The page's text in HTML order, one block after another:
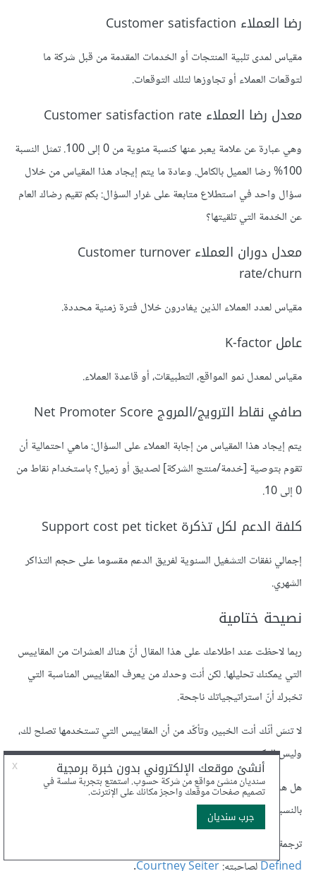
رضا العملاء Customer satisfaction
مقياس لمدى تلبية المنتجات أو الخدمات المقدمة من قبل شركة ما
لتوقعات العملاء أو تجاوزها لتلك التوقعات.
معدل رضا العملاء Customer satisfaction rate
وهي عبارة عن علامة يعبر عنها كنسبة مئوية من 0 إلى 100. تمثل النسبة
100% رضا العميل بالكامل. وعادة ما يتم إيجاد هذا المقياس من خلال
سؤال واحد في استطلاع متابعة على غرار السؤال: بكم تقيم رضاك العام
عن الخدمة التي تلقيتها؟
معدل دوران العملاء Customer turnover
rate/churn
مقياس لعدد العملاء الذين يغادرون خلال فترة زمنية محددة.
عامل K-factor
مقياس لمعدل نمو المواقع، التطبيقات، أو قاعدة العملاء.
صافي نقاط الترويج/المروج Net Promoter Score
يتم إيجاد هذا المقياس من إجابة العملاء على السؤال: ماهي احتمالية أن
تقوم بتوصية [خدمة/منتج الشركة] لصديق أو زميل؟ باستخدام نقاط من
0 إلى 10.
كلفة الدعم لكل تذكرة Support cost pet ticket
إجمالي نفقات التشغيل السنوية لفريق الدعم مقسوما على حجم التذاكر
الشهري.
نصيحة ختامية
ربما لاحظت عند اطلاعك على هذا المقال أنّ هناك العشرات من المقاييس
التي يمكنك تحليلها. لكن أنت وحدك من يعرف المقاييس المناسبة التي
تخبرك أنّ استراتيجياتك ناجحة.
لا تنسَ أنّك أنت الخبير، وتأكّد من أن المقاييس التي تستخدمها تصلح لك،
وليس العكس.
هل هناك مقاييس لم تُذكر في هذا المقال؟ وما هي المقاييس المهمة
بالنسبة لك ولعلامتك التجارية؟
ترجمة -وبتصرّف- للمقال
Definedلصاحبته:Courtney Seiter
.